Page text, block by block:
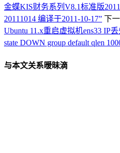
金蝶KIS财务系列V8.1标准版
20111014 编译于2011-10-17” 下
Ubuntu 11.x重启虚拟机ens33 IP
state DOWN group default qlen
与本文关系暧昧滴